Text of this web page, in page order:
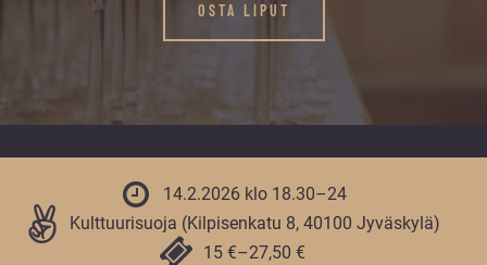
OSTA LIPUT
14.2.2026 klo 18.30–24
Kulttuurisuoja (Kilpisenkatu 8, 40100 Jyväskylä)
15 €–27,50 €